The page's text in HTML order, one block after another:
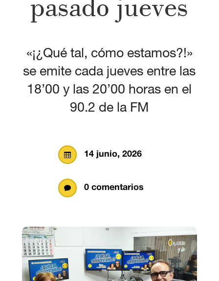
«¡¿Qué tal, cómo estamos?!»
se emite cada jueves entre las
18’00 y las 20’00 horas en el
90.2 de la FM
 14 junio, 2026
 0 comentarios